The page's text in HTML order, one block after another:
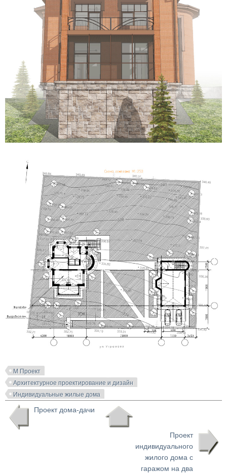
М Проект
Архитектурное проектирование и дизайн
Индивидуальные жилые дома
Проект дома-дачи
Проект
индивидуального
жилого дома с
гаражом на два